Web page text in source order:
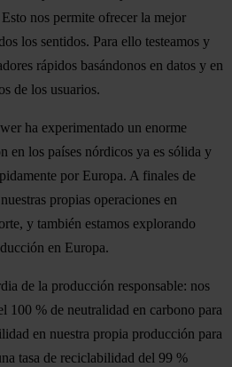
nos permite ofrecer la mejor
los sentidos. Para ello testeamos y
rápidos basándonos en datos y en
de los usuarios.
ha experimentado un enorme
en los países nórdicos ya es sólida y
por Europa. A finales de
propias operaciones en
y también estamos explorando
en Europa.
de la producción responsable: nos
100 % de neutralidad en carbono para
en nuestra propia producción para
tasa de reciclabilidad del 99 %